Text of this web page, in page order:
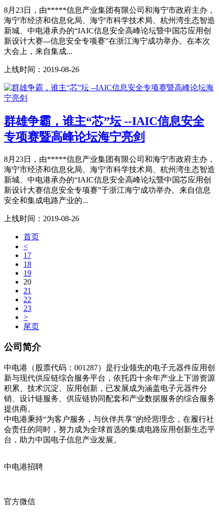
8月23日，由*****信息产业集团有限公司和海宁市政府主办，
海宁市经济和信息化局、海宁市科学技术局、杭州湾生态智造
新城、中电港承办的“IAIC信息安全高峰论坛暨中国芯应用创
新设计大赛---信息安全专项赛”在浙江海宁成功举办。在本次
大会上，来自集成...
上线时间： 2019-08-26
群雄争霸，谁主“芯”坛 --IAIC信息安全
专项赛暨高峰论坛海宁亮剑
8月23日，由*****信息产业集团有限公司和海宁市政府主办，
海宁市经济和信息化局、海宁市科学技术局、杭州湾生态智造
新城、中电港承办的“IAIC信息安全高峰论坛暨中国芯应用创
新设计大赛信息安全专项赛”于浙江海宁成功举办。来自信息
安全和集成电路产业的...
上线时间： 2019-08-26
首页
<
17
18
19
20
21
22
23
>
尾页
公司简介
中电港（股票代码：001287）是行业领先的电子元器件应用创
新与现代供应链综合服务平台，依托四十余年产业上下游资源
积累、技术沉淀、应用创新，已发展成为涵盖电子元器件分
销、设计链服务、供应链协同配套和产业数据服务的综合服务
提供商。
中电港秉持“为客户服务，与伙伴共享”的经营理念，在履行社
会责任的同时，努力成为全球首选的集成电路应用创新生态平
台，助力中国电子信息产业发展。
中电港招聘
官方微信